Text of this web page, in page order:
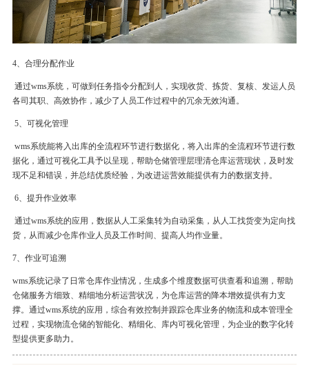
4、合理分配作业
通过wms系统，可做到任务指令分配到人，实现收货、拣货、复核、发运人员
各司其职、高效协作，减少了人员工作过程中的冗余无效沟通。
5、可视化管理
wms系统能将入出库的全流程环节进行数据化，将入出库的全流程环节进行数
据化，通过可视化工具予以呈现，帮助仓储管理层理清仓库运营现状，及时发
现不足和错误，并总结优质经验，为改进运营效能提供有力的数据支持。
6、提升作业效率
通过wms系统的应用，数据从人工采集转为自动采集，从人工找货变为定向找
货，从而减少仓库作业人员及工作时间、提高人均作业量。
7、作业可追溯
wms系统记录了日常仓库作业情况，生成多个维度数据可供查看和追溯，帮助
仓储服务方细致、精细地分析运营状况，为仓库运营的降本增效提供有力支
撑。 通过wms系统的应用，综合有效控制并跟踪仓库业务的物流和成本管理全
过程，实现物流仓储的智能化、精细化、库内可视化管理，为企业的数字化转
型提供更多助力。